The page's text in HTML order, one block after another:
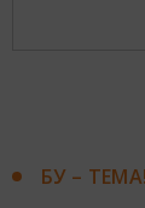
БУ – ТЕМА!